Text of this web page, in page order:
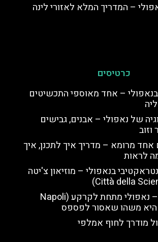
– המדריך המלא לאזורי לינה
כרטיסים
בנאפולי – אחד מאוספי התכשיטים
של נאפולי – אבנים, גבישים
אחד מרומא – מדריך איך לתכנן, איך
לראות
בנאפולי – מוזיאון צ'יטה
נאפולי תחתית – נאפולי מתחת לקרקע (Napoli
מודרך לחוף אמלפי